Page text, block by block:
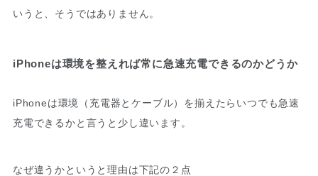
いうと、そうではありません。
iPhoneは環境を整えれば常に急速充電できるのかどうか
iPhoneは環境（充電器とケーブル）を揃えたらいつでも急速
充電できるかと言うと少し違います。
なぜ違うかというと理由は下記の２点